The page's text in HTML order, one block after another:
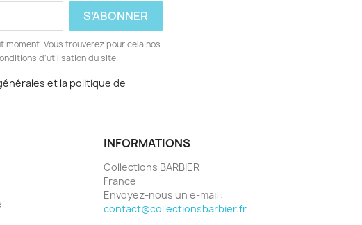
moment. Vous trouverez pour cela nos
d'utilisation du site.
et la politique de
INFORMATIONS
Collections BARBIER
France
Envoyez-nous un e-mail :
contact@collectionsbarbier.fr